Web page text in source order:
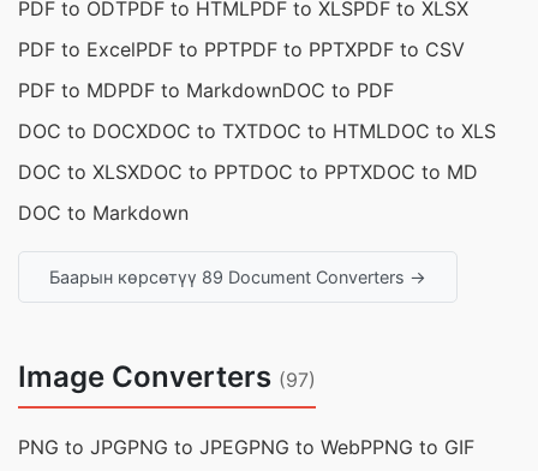
PDF to ODTPDF to HTMLPDF to XLSPDF to XLSX
PDF to ExcelPDF to PPTPDF to PPTXPDF to CSV
PDF to MDPDF to MarkdownDOC to PDF
DOC to DOCXDOC to TXTDOC to HTMLDOC to XLS
DOC to XLSXDOC to PPTDOC to PPTXDOC to MD
DOC to Markdown
Баарын көрсөтүү 89 Document Converters →
Image Converters (97)
PNG to JPGPNG to JPEGPNG to WebPPNG to GIF